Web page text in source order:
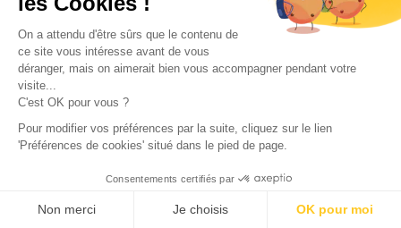
On a attendu d'être sûrs que le contenu de
ce site vous intéresse avant de vous
déranger, mais on aimerait bien vous accompagner pendant votre
visite...
C'est OK pour vous ?
Pour modifier vos préférences par la suite, cliquez sur le lien
'Préférences de cookies' situé dans le pied de page.
Consentements certifiés par
Non merci Je choisis OK pour moi